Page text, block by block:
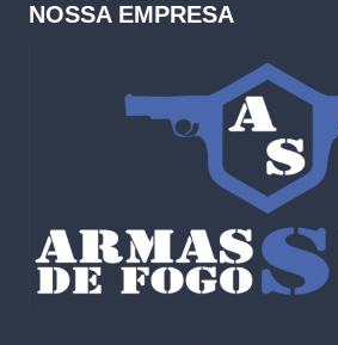
NOSSA EMPRESA